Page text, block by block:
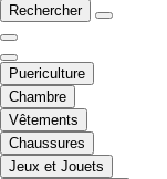
Rechercher
Puericulture
Chambre
Vêtements
Chaussures
Jeux et Jouets